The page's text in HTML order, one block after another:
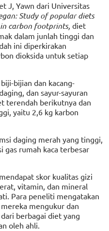
J, Yawn dari Universitas
Study of popular diets
carbon footprints, diet
dalam junlah tinggi dan
ini diperkirakan
dioksida untuk setiap
bijian dan kacang-
dan sayur-sayuran
terendah berikutnya dan
yaitu 2,6 kg karbon
daging merah yang tinggi,
gas rumah kaca terbesar
skor kualitas gizi
vitamin, dan mineral
Para peneliti mengatakan
mengukur dan
berbagai diet yang
oleh ahli.